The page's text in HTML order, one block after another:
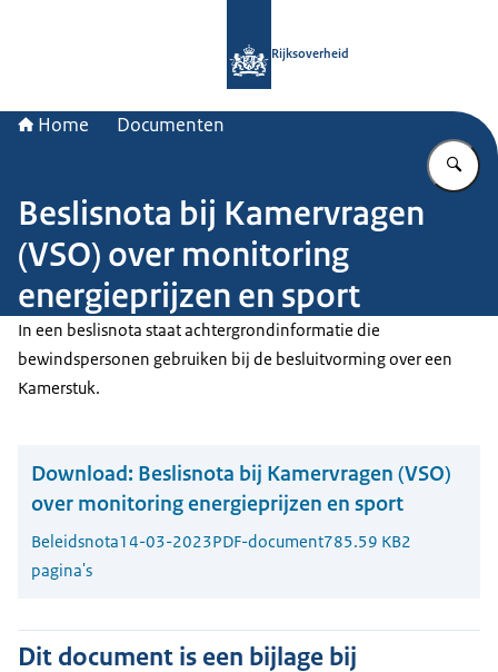
Rijksoverheid
Home Documenten
Beslisnota bij Kamervragen
(VSO) over monitoring
energieprijzen en sport
In een beslisnota staat achtergrondinformatie die
bewindspersonen gebruiken bij de besluitvorming over een
Kamerstuk.
Download: Beslisnota bij Kamervragen (VSO)
over monitoring energieprijzen en sport
Beleidsnota14-03-2023PDF-document785.59 KB2
pagina's
Dit document is een bijlage bij